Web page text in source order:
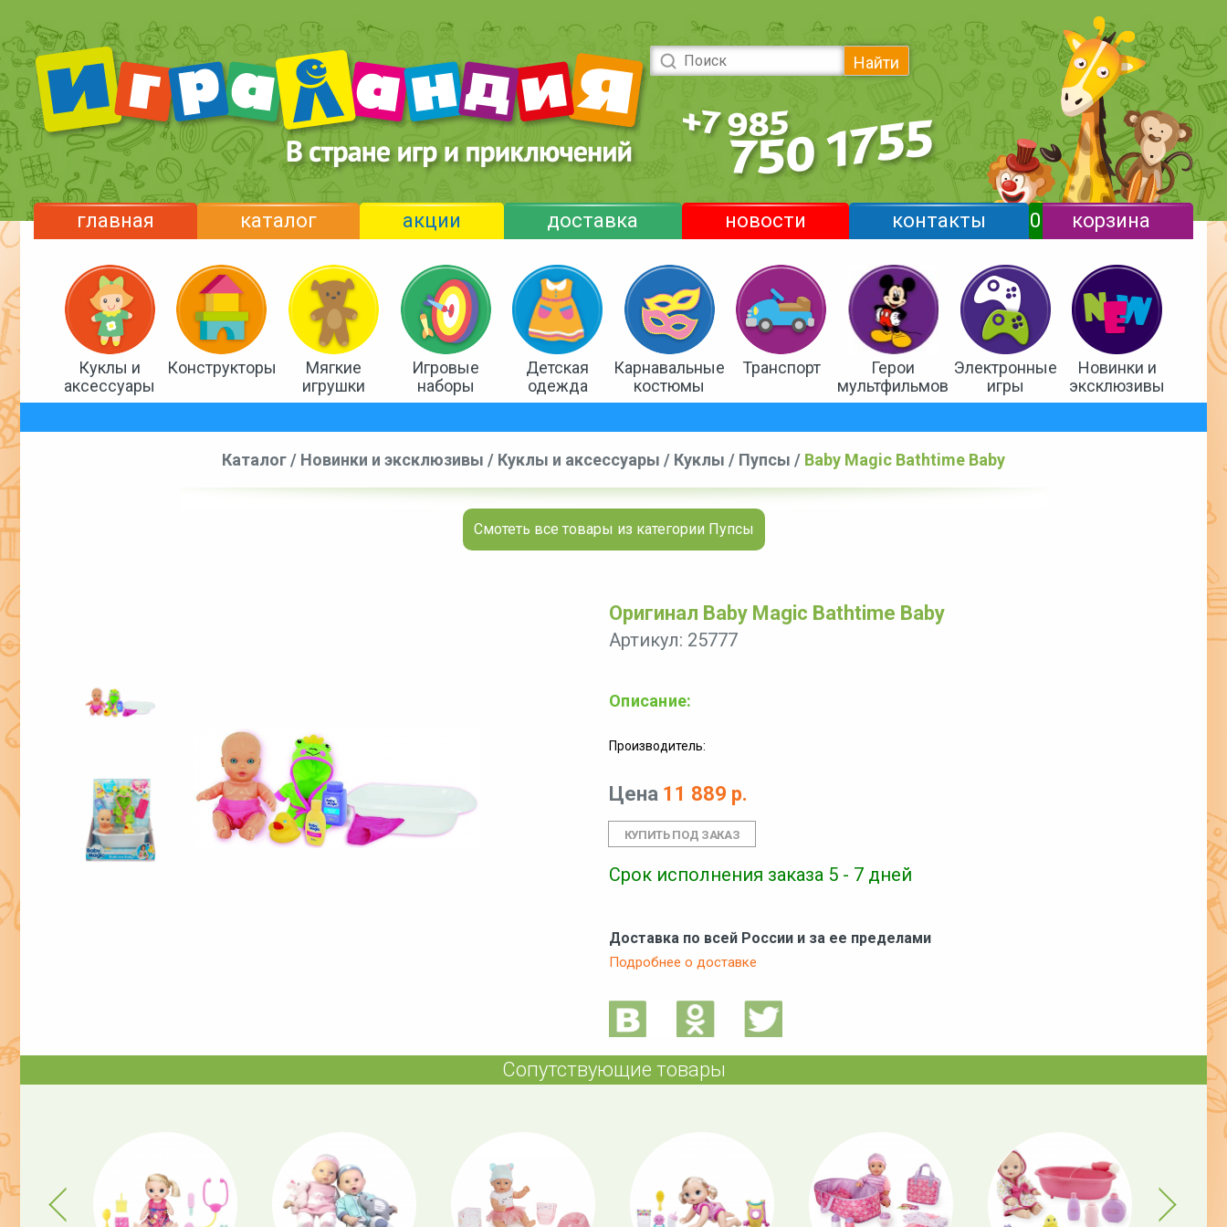
Найти
главная каталог акции доставка новости контакты 0 корзина
Куклы и
аксессуары
Конструкторы
Мягкие
игрушки
Игровые
наборы
Детская
одежда
Карнавальные
костюмы
Транспорт
Герои
мультфильмов
Электронные
игры
Новинки и
эксклюзивы
Каталог / Новинки и эксклюзивы / Куклы и аксессуары / Куклы / Пупсы / Baby Magic Bathtime Baby
Смотеть все товары из категории Пупсы
Оригинал Baby Magic Bathtime Baby
Артикул: 25777
Описание:
Производитель:
Цена 11 889 р.
Срок исполнения заказа 5 - 7 дней
Доставка по всей России и за ее пределами
Подробнее о доставке
Сопутствующие товары
Previous Next